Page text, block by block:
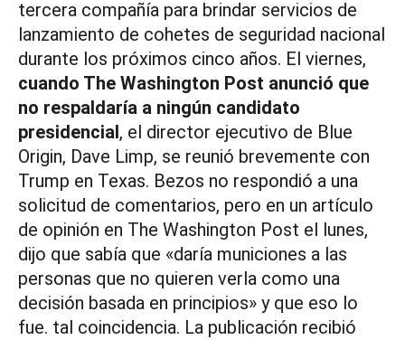
tercera compañía para brindar servicios de
lanzamiento de cohetes de seguridad nacional
durante los próximos cinco años. El viernes,
cuando The Washington Post anunció que
no respaldaría a ningún candidato
presidencial, el director ejecutivo de Blue
Origin, Dave Limp, se reunió brevemente con
Trump en Texas. Bezos no respondió a una
solicitud de comentarios, pero en un artículo
de opinión en The Washington Post el lunes,
dijo que sabía que «daría municiones a las
personas que no quieren verla como una
decisión basada en principios» y que eso lo
fue. tal coincidencia. La publicación recibió